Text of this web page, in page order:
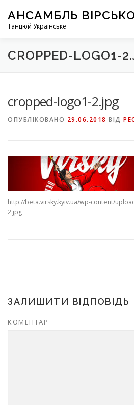
вмісту
АНСАМБЛЬ
Танцюй Українське
CROPPED-LOGO1-
cropped-logo1-2.jpg
ОПУБЛІКОВАНО 29.06.2018 ВІД
http://beta.virsky.kyiv.ua/wp-content/
2.jpg
ЗАЛИШИТИ ВІДПОВІДЬ
КОМЕНТАР